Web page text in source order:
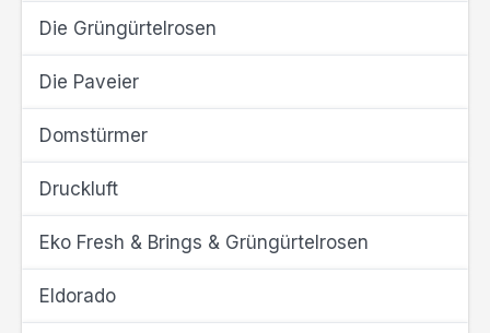
Die Grüngürtelrosen
Die Paveier
Domstürmer
Druckluft
Eko Fresh & Brings & Grüngürtelrosen
Eldorado